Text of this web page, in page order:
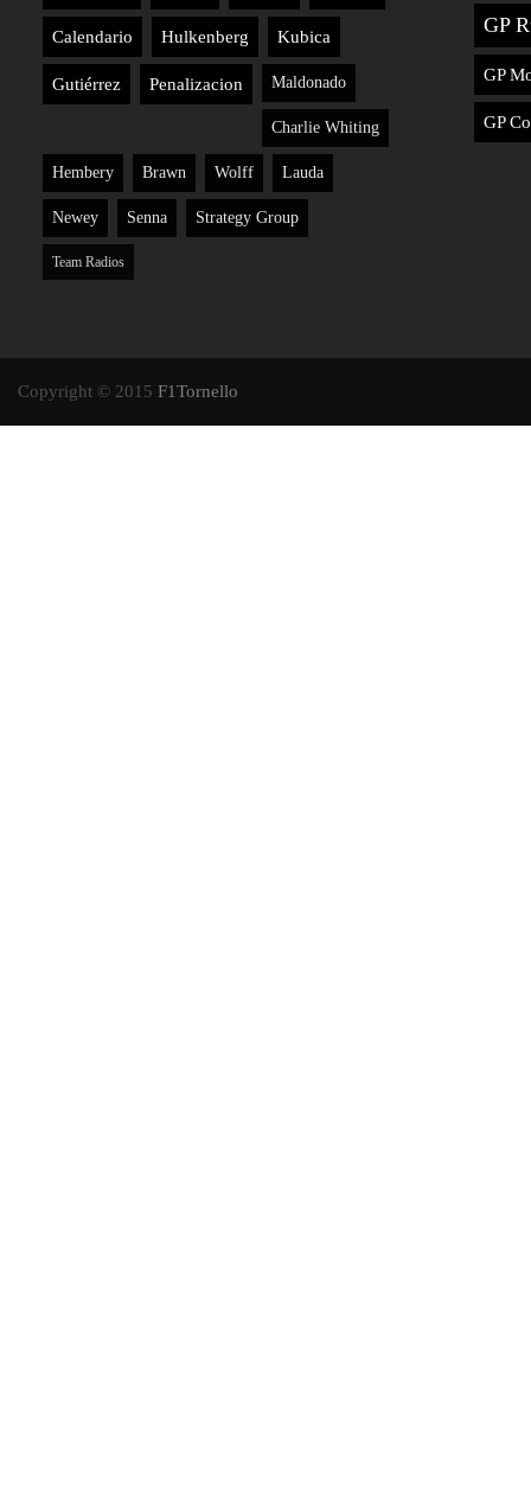
Calendario Hulkenberg Kubica
Gutiérrez Penalizacion Maldonado
Charlie Whiting
Hembery Brawn Wolff Lauda
Newey Senna Strategy Group
Team Radios
GP
GP
GP
Copyright © 2015 F1Tornello